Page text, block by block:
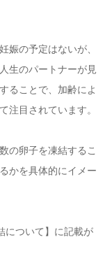
娠の予定はないが、
生のパートナーが見
ることで、加齢によ
注目されています。
の卵子を凍結するこ
かを具体的にイメー
ついて】に記載が